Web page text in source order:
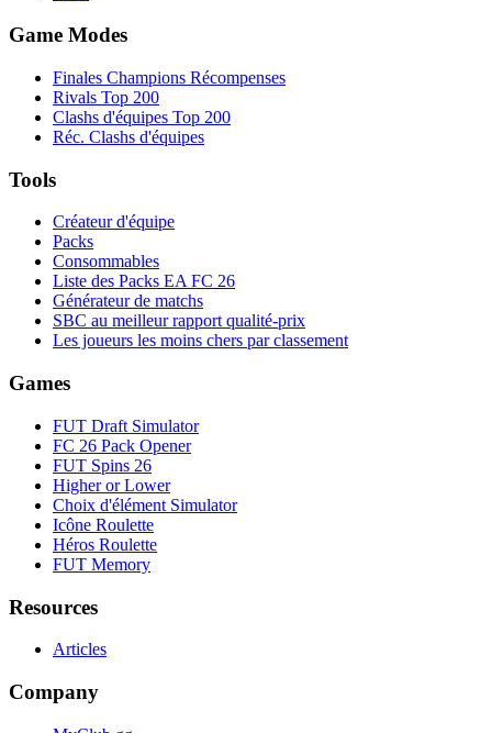
Game Modes
Finales Champions Récompenses
Rivals Top 200
Clashs d'équipes Top 200
Réc. Clashs d'équipes
Tools
Créateur d'équipe
Packs
Consommables
Liste des Packs EA FC 26
Générateur de matchs
SBC au meilleur rapport qualité-prix
Les joueurs les moins chers par classement
Games
FUT Draft Simulator
FC 26 Pack Opener
FUT Spins 26
Higher or Lower
Choix d'élément Simulator
Icône Roulette
Héros Roulette
FUT Memory
Resources
Articles
Company